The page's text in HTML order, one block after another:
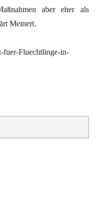
aber eher als
Meinert.
fuer-Fluechtlinge-in-